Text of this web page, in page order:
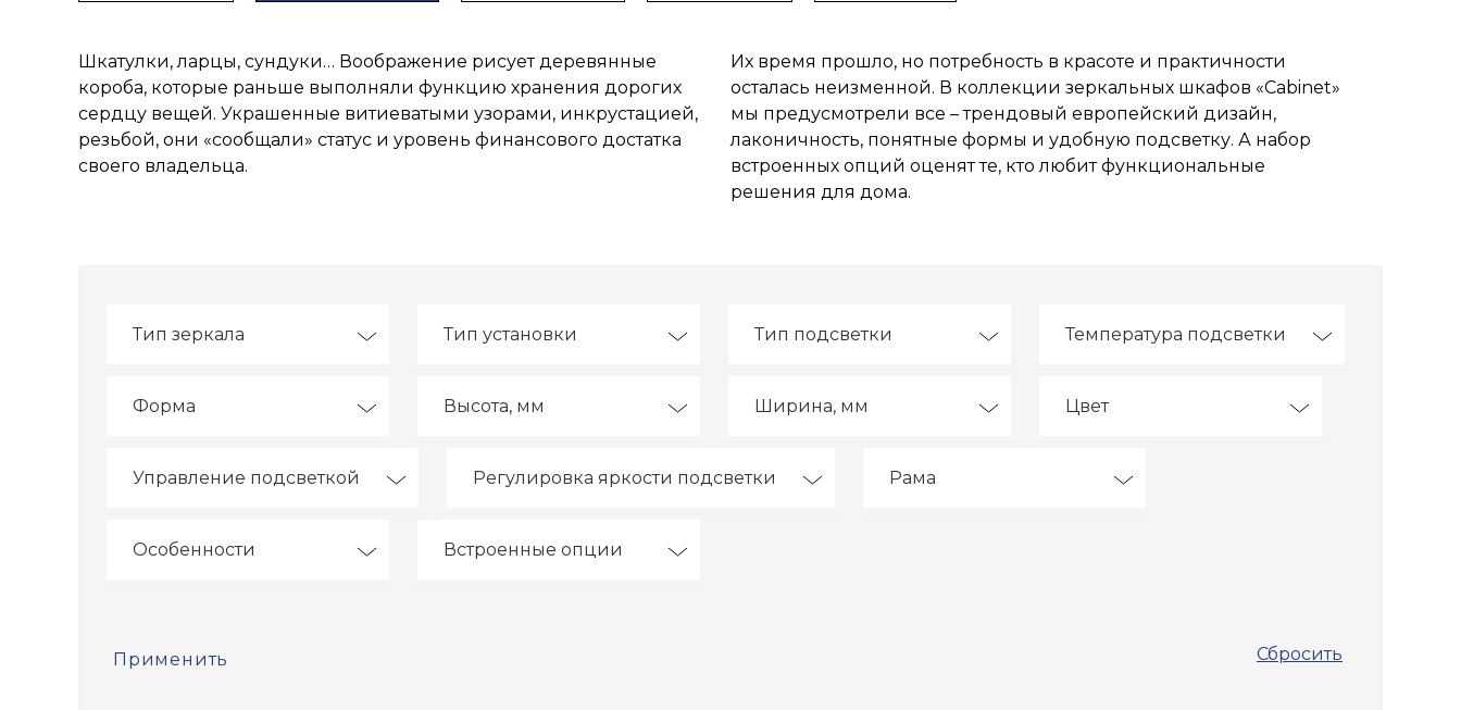
Шкатулки, ларцы, сундуки… Воображение рисует деревянные
короба, которые раньше выполняли функцию хранения дорогих
сердцу вещей. Украшенные витиеватыми узорами, инкрустацией,
резьбой, они «сообщали» статус и уровень финансового достатка
своего владельца.
Их время прошло, но потребность в красоте и практичности
осталась неизменной. В коллекции зеркальных шкафов «Cabinet»
мы предусмотрели все – трендовый европейский дизайн,
лаконичность, понятные формы и удобную подсветку. А набор
встроенных опций оценят те, кто любит функциональные
решения для дома.
Тип зеркала Тип установки Тип подсветки Температура подсветки
Форма Высота, мм Ширина, мм Цвет
Управление подсветкой Регулировка яркости подсветки Рама
Особенности Встроенные опции
Применить Сбросить